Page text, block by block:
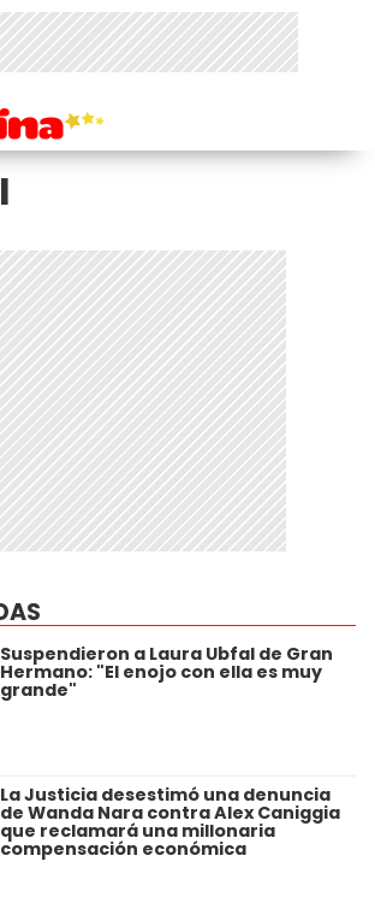
Suspendieron a Laura Ubfal de Gran
Hermano: "El enojo con ella es muy
grande"
La Justicia desestimó una denuncia
de Wanda Nara contra Alex Caniggia
que reclamará una millonaria
compensación económica